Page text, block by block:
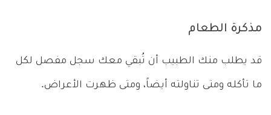
مذكرة الطعام
قد يطلب منك الطبيب أن تُبقي معك سجل مفصل لكل
ما تأكله ومتى تناولته أيضاً، ومتى ظهرت الأعراض.